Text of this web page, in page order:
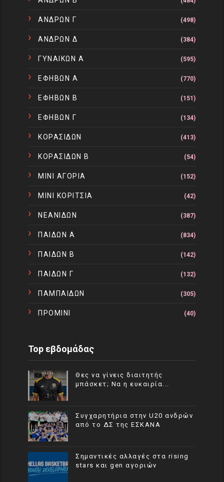
ΑΝΔΡΩΝ Γ (498)
ΑΝΔΡΩΝ Δ (384)
ΓΥΝΑΙΚΩΝ Α (595)
ΕΦΗΒΩΝ Α (770)
ΕΦΗΒΩΝ Β (151)
ΕΦΗΒΩΝ Γ (134)
ΚΟΡΑΣΙΔΩΝ (413)
ΚΟΡΑΣΙΔΩΝ Β (54)
ΜΙΝΙ ΑΓΟΡΙΑ (152)
ΜΙΝΙ ΚΟΡΙΤΣΙΑ (42)
ΝΕΑΝΙΔΩΝ (387)
ΠΑΙΔΩΝ Α (834)
ΠΑΙΔΩΝ Β (142)
ΠΑΙΔΩΝ Γ (132)
ΠΑΜΠΑΙΔΩΝ (305)
ΠΡΟΜΙΝΙ (40)
Top εβδομάδας
Θες να γίνεις διαιτητής
μπάσκετ; Να η ευκαιρία...
Συγχαρητήρια στην U20 ανδρών
από το ΔΣ της ΕΣΚΑΝΑ
Σημαντικές αλλαγές στα rising
stars και gen αγοριών